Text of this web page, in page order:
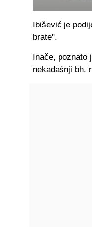
Ibišević je
brate".
Inače, poznato
nekadašnji bh.